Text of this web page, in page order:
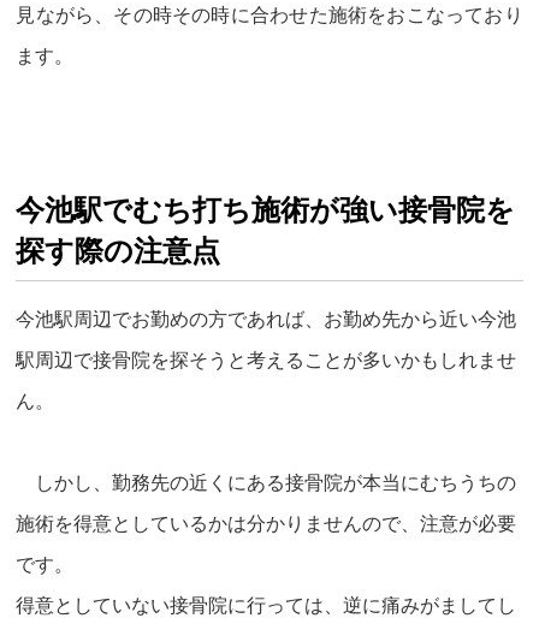
見ながら、その時その時に合わせた施術をおこなっており
ます。
今池駅でむち打ち施術が強い接骨院を
探す際の注意点
今池駅周辺でお勤めの方であれば、お勤め先から近い今池
駅周辺で接骨院を探そうと考えることが多いかもしれませ
ん。
しかし、勤務先の近くにある接骨院が本当にむちうちの
施術を得意としているかは分かりませんので、注意が必要
です。
得意としていない接骨院に行っては、逆に痛みがましてし